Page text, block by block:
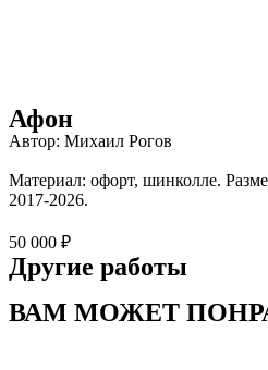
Афон
Автор: Михаил Рогов
Материал: офорт, шинколле.
2017-2026.
50 000 ₽
Другие работы
ВАМ МОЖЕТ